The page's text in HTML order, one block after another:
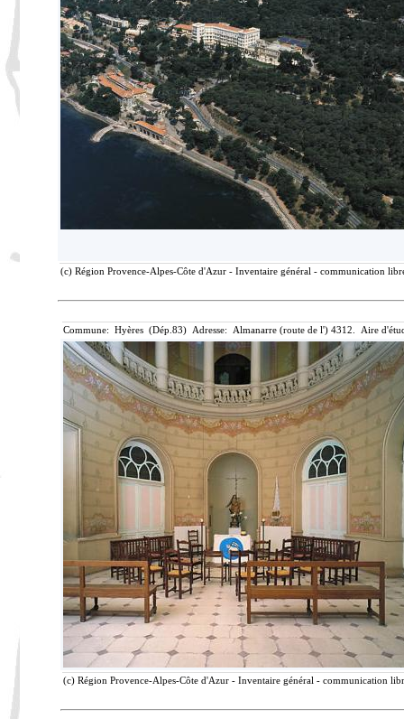
(c) Région Provence-Alpes-Côte d'Azur - Inventaire général - communication
Commune: Hyères (Dép.83) Adresse: Almanarre (route de l') 4312. Aire
(c) Région Provence-Alpes-Côte d'Azur - Inventaire général - communication